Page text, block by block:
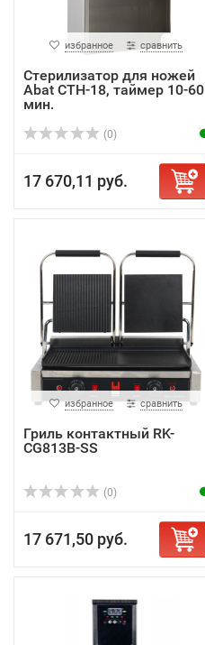
избранное сравнить
Стерилизатор для ножей
Abat СТН-18, таймер 10-60
мин.
(0)
17 670,11 руб.
избранное сравнить
Гриль контактный RK-
CG813B-SS
(0)
17 671,50 руб.